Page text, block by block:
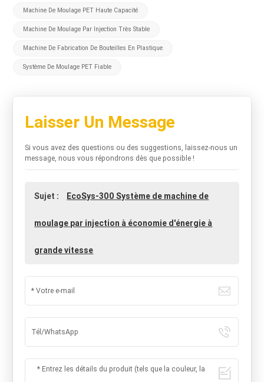
Machine De Moulage PET Haute Capacité
Machine De Moulage Par Injection Très Stable
Machine De Fabrication De Bouteilles En Plastique
Système De Moulage PET Fiable
Laisser Un Message
Si vous avez des questions ou des suggestions, laissez-nous un
message, nous vous répondrons dès que possible !
Sujet : EcoSys-300 Système de machine de
moulage par injection à économie d'énergie à
grande vitesse